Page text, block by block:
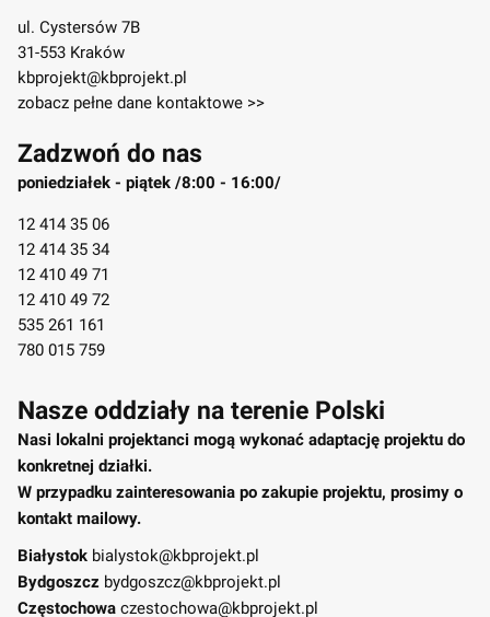
ul. Cystersów 7B
31-553 Kraków
kbprojekt@kbprojekt.pl
zobacz pełne dane kontaktowe >>
Zadzwoń do nas
poniedziałek - piątek /8:00 - 16:00/
12 414 35 06
12 414 35 34
12 410 49 71
12 410 49 72
535 261 161
780 015 759
Nasze oddziały na terenie Polski
Nasi lokalni projektanci mogą wykonać adaptację projektu do
konkretnej działki.
W przypadku zainteresowania po zakupie projektu, prosimy o
kontakt mailowy.
Białystok bialystok@kbprojekt.pl
Bydgoszcz bydgoszcz@kbprojekt.pl
Częstochowa czestochowa@kbprojekt.pl